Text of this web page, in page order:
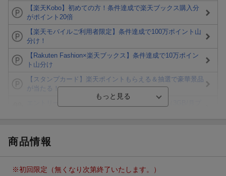
【楽天Kobo】初めての方！条件達成で楽天ブックス購入分
がポイント20倍
【楽天モバイルご利用者限定】条件達成で100万ポイント山
分け！
【Rakuten Fashion×楽天ブックス】条件達成で10万ポイン
ト山分け
【スタンプカード】楽天ポイントもらえる＆抽選で豪華景品
が当たる！
進呈
エントリー＆条件達成で『鬼滅の刃』オリジナルきんちゃく
商品情報
※初回限定（無くなり次第終了いたします。）